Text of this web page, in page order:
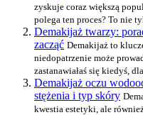
zyskuje coraz większą
polega ten proces? To nie
Demakijaż twarzy:
zacząć Demakijaż to
niedopatrzenie może
zastanawiałaś się kiedyś,
Demakijaż oczu
stężenia i typ skóry
kwestia estetyki, ale